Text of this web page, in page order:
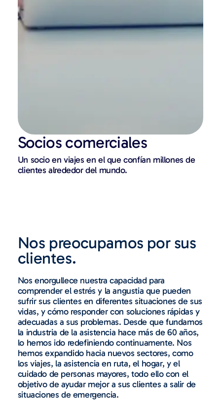
Socios comerciales
Un socio en viajes en el que confían millones de
clientes alrededor del mundo.
Nos preocupamos por sus
clientes.
Nos enorgullece nuestra capacidad para
comprender el estrés y la angustia que pueden
sufrir sus clientes en diferentes situaciones de sus
vidas, y cómo responder con soluciones rápidas y
adecuadas a sus problemas. Desde que fundamos
la industria de la asistencia hace más de 60 años,
lo hemos ido redefiniendo continuamente. Nos
hemos expandido hacia nuevos sectores, como
los viajes, la asistencia en ruta, el hogar, y el
cuidado de personas mayores, todo ello con el
objetivo de ayudar mejor a sus clientes a salir de
situaciones de emergencia.